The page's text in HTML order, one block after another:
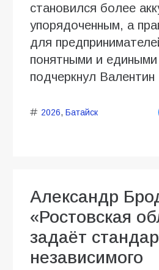
становился более
упорядоченным, а
для
понятными и
подчеркнул Валентин
2026, Батайск
Александр
«Ростовская
задаёт
независимого